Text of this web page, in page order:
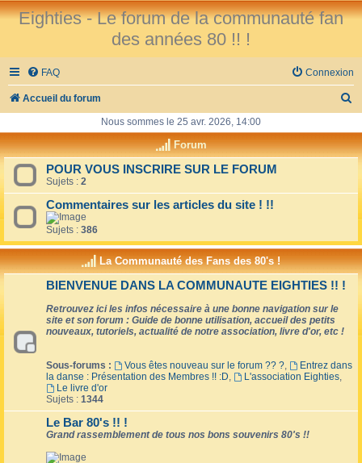
Eighties - Le forum de la communauté fan
des années 80 !! !
FAQ Connexion
Accueil du forum
h
h
e
Nous sommes le 25 avr. 2026, 14:00
Forum
POUR VOUS INSCRIRE SUR LE FORUM
Sujets : 2
Commentaires sur les articles du site ! !!
Sujets : 386
La Communauté des Fans des 80's !
BIENVENUE DANS LA COMMUNAUTE EIGHTIES !! !
Retrouvez ici les infos nécessaire à une bonne navigation sur le
site et son forum : Guide de bonne utilisation, accueil des petits
nouveaux, tutoriels, actualité de notre association, livre d'or, etc !
Sous-forums : Vous êtes nouveau sur le forum ?? ?,
Entrez dans
la danse : Présentation des Membres !! :D, L'association Eighties,
Le livre d'or
Sujets : 1344
Le Bar 80's !! !
Grand rassemblement de tous nos bons souvenirs 80's !!